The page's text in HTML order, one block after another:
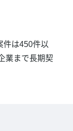
件は450件以
業まで長期契